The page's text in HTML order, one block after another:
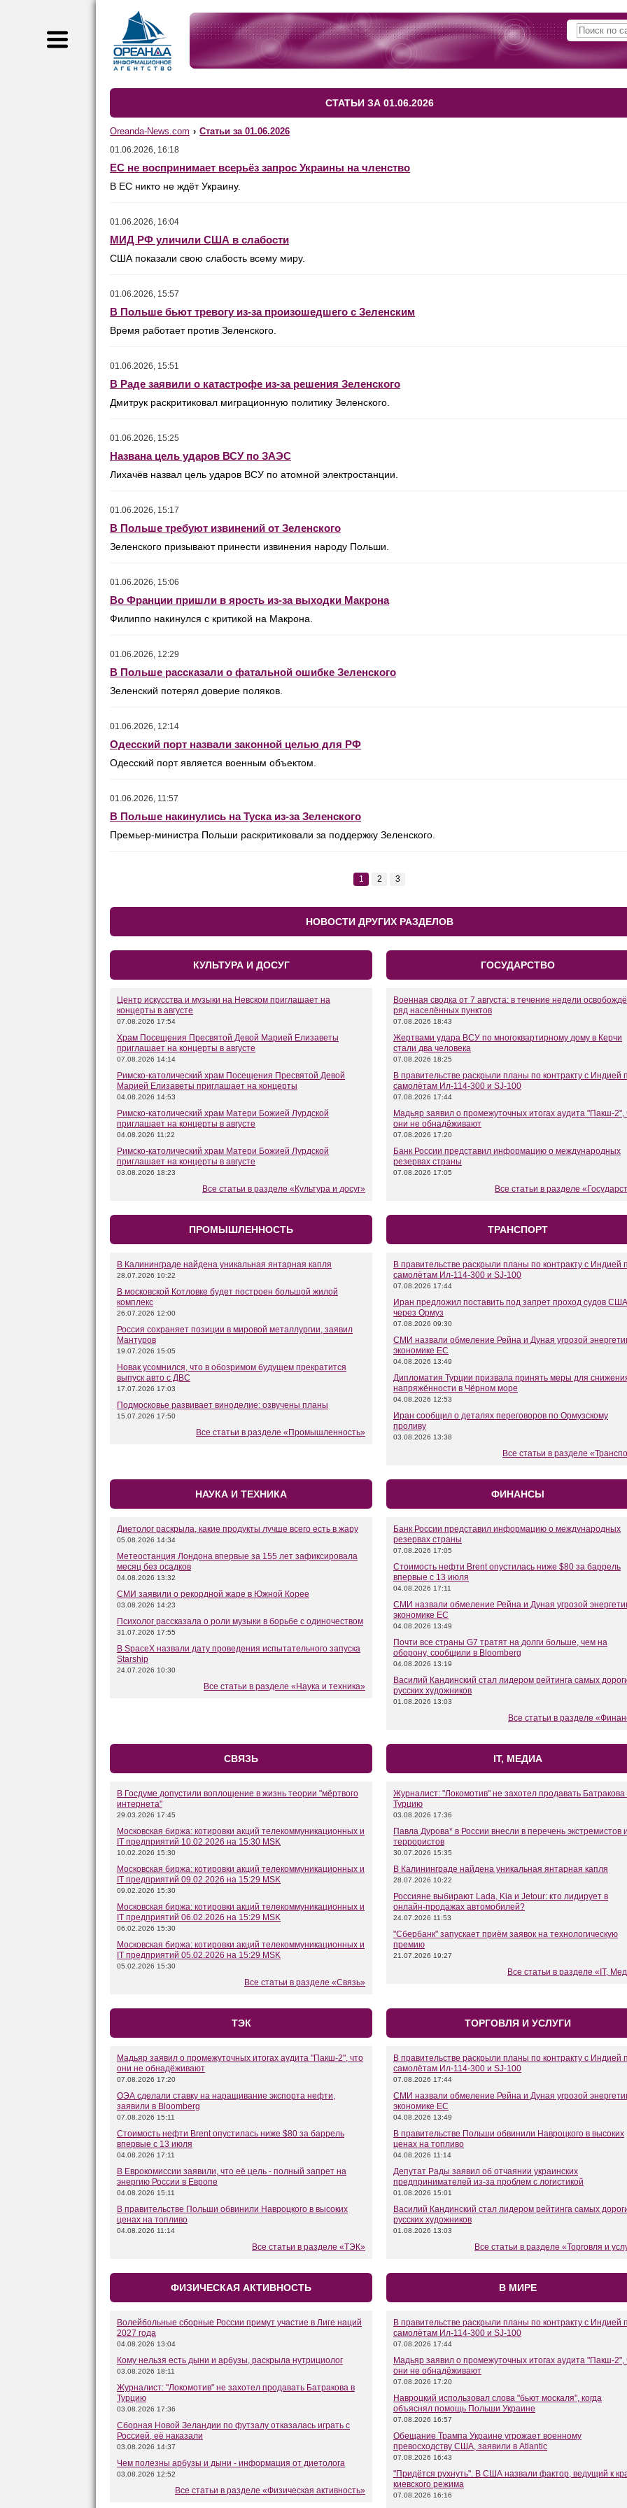
СТАТЬИ ЗА 01.06.2026
Oreanda-News.com › Статьи за 01.06.2026
01.06.2026, 16:18
ЕС не воспринимает всерьёз запрос Украины на членство
В ЕС никто не ждёт Украину.
01.06.2026, 16:04
МИД РФ уличили США в слабости
США показали свою слабость всему миру.
01.06.2026, 15:57
В Польше бьют тревогу из-за произошедшего с Зеленским
Время работает против Зеленского.
01.06.2026, 15:51
В Раде заявили о катастрофе из-за решения Зеленского
Дмитрук раскритиковал миграционную политику Зеленского.
01.06.2026, 15:25
Названа цель ударов ВСУ по ЗАЭС
Лихачёв назвал цель ударов ВСУ по атомной электростанции.
01.06.2026, 15:17
В Польше требуют извинений от Зеленского
Зеленского призывают принести извинения народу Польши.
01.06.2026, 15:06
Во Франции пришли в ярость из-за выходки Макрона
Филиппо накинулся с критикой на Макрона.
01.06.2026, 12:29
В Польше рассказали о фатальной ошибке Зеленского
Зеленский потерял доверие поляков.
01.06.2026, 12:14
Одесский порт назвали законной целью для РФ
Одесский порт является военным объектом.
01.06.2026, 11:57
В Польше накинулись на Туска из-за Зеленского
Премьер-министра Польши раскритиковали за поддержку Зеленского.
1 2 3
НОВОСТИ ДРУГИХ РАЗДЕЛОВ
КУЛЬТУРА И ДОСУГ
Центр искусства и музыки на Невском приглашает на
концерты в августе
07.08.2026 17:54
Храм Посещения Пресвятой Девой Марией Елизаветы
приглашает на концерты в августе
07.08.2026 14:14
Римско-католический храм Посещения Пресвятой Девой
Марией Елизаветы приглашает на концерты
04.08.2026 14:53
Римско-католический храм Матери Божией Лурдской
приглашает на концерты в августе
04.08.2026 11:22
Римско-католический храм Матери Божией Лурдской
приглашает на концерты в августе
03.08.2026 18:23
Все статьи в разделе «Культура и досуг»
ГОСУДАРСТВО
Военная сводка от 7 августа: в течение недели
ряд населённых пунктов
07.08.2026 18:43
Жертвами удара ВСУ по многоквартирному дому в Керчи
стали два человека
07.08.2026 18:25
В правительстве раскрыли планы по контракту с Индией
самолётам Ил-114-300 и SJ-100
07.08.2026 17:44
Мадьяр заявил о промежуточных итогах аудита "Пакш-2",
они не обнадёживают
07.08.2026 17:20
Банк России представил информацию о международных
резервах страны
07.08.2026 17:05
Все статьи в разделе
ПРОМЫШЛЕННОСТЬ
В Калининграде найдена уникальная янтарная капля
28.07.2026 10:22
В московской Котловке будет построен большой жилой
комплекс
26.07.2026 12:00
Россия сохраняет позиции в мировой металлургии, заявил
Мантуров
19.07.2026 15:05
Новак усомнился, что в обозримом будущем прекратится
выпуск авто с ДВС
17.07.2026 17:03
Подмосковье развивает виноделие: озвучены планы
15.07.2026 17:50
Все статьи в разделе «Промышленность»
ТРАНСПОРТ
В правительстве раскрыли планы по контракту с Индией
самолётам Ил-114-300 и SJ-100
07.08.2026 17:44
Иран предложил поставить под запрет проход судов США
через Ормуз
07.08.2026 09:30
СМИ назвали обмеление Рейна и Дуная угрозой
экономике ЕС
04.08.2026 13:49
Дипломатия Турции призвала принять меры для
напряжённости в Чёрном море
04.08.2026 12:53
Иран сообщил о деталях переговоров по Ормузскому
проливу
03.08.2026 13:38
Все статьи в разделе
НАУКА И ТЕХНИКА
Диетолог раскрыла, какие продукты лучше всего есть в жару
05.08.2026 14:34
Метеостанция Лондона впервые за 155 лет зафиксировала
месяц без осадков
04.08.2026 13:32
СМИ заявили о рекордной жаре в Южной Корее
03.08.2026 14:23
Психолог рассказала о роли музыки в борьбе с одиночеством
31.07.2026 17:55
В SpaceX назвали дату проведения испытательного запуска
Starship
24.07.2026 10:30
Все статьи в разделе «Наука и техника»
ФИНАНСЫ
Банк России представил информацию о международных
резервах страны
07.08.2026 17:05
Стоимость нефти Brent опустилась ниже $80 за баррель
впервые с 13 июля
04.08.2026 17:11
СМИ назвали обмеление Рейна и Дуная угрозой
экономике ЕС
04.08.2026 13:49
Почти все страны G7 тратят на долги больше, чем на
оборону, сообщили в Bloomberg
04.08.2026 13:19
Василий Кандинский стал лидером рейтинга самых
русских художников
01.08.2026 13:03
Все статьи в разделе
СВЯЗЬ
В Госдуме допустили воплощение в жизнь теории "мёртвого
интернета"
29.03.2026 17:45
Московская биржа: котировки акций телекоммуникационных и
IT предприятий 10.02.2026 на 15:30 MSK
10.02.2026 15:30
Московская биржа: котировки акций телекоммуникационных и
IT предприятий 09.02.2026 на 15:29 MSK
09.02.2026 15:30
Московская биржа: котировки акций телекоммуникационных и
IT предприятий 06.02.2026 на 15:29 MSK
06.02.2026 15:30
Московская биржа: котировки акций телекоммуникационных и
IT предприятий 05.02.2026 на 15:29 MSK
05.02.2026 15:30
Все статьи в разделе «Связь»
IT, МЕДИА
Журналист: "Локомотив" не захотел продавать Батракова
Турцию
03.08.2026 17:36
Павла Дурова* в России внесли в перечень экстремистов и
террористов
30.07.2026 15:35
В Калининграде найдена уникальная янтарная капля
28.07.2026 10:22
Россияне выбирают Lada, Kia и Jetour: кто лидирует в
онлайн-продажах автомобилей?
24.07.2026 11:53
"Сбербанк" запускает приём заявок на технологическую
премию
21.07.2026 19:27
Все статьи в разделе «IT,
ТЭК
Мадьяр заявил о промежуточных итогах аудита "Пакш-2", что
они не обнадёживают
07.08.2026 17:20
ОЭА сделали ставку на наращивание экспорта нефти,
заявили в Bloomberg
07.08.2026 15:11
Стоимость нефти Brent опустилась ниже $80 за баррель
впервые с 13 июля
04.08.2026 17:11
В Еврокомиссии заявили, что её цель - полный запрет на
энергию России в Европе
04.08.2026 15:11
В правительстве Польши обвинили Навроцкого в высоких
ценах на топливо
04.08.2026 11:14
Все статьи в разделе «ТЭК»
ТОРГОВЛЯ И УСЛУГИ
В правительстве раскрыли планы по контракту с Индией
самолётам Ил-114-300 и SJ-100
07.08.2026 17:44
СМИ назвали обмеление Рейна и Дуная угрозой
экономике ЕС
04.08.2026 13:49
В правительстве Польши обвинили Навроцкого в высоких
ценах на топливо
04.08.2026 11:14
Депутат Рады заявил об отчаянии украинских
предпринимателей из-за проблем с логистикой
01.08.2026 15:01
Василий Кандинский стал лидером рейтинга самых
русских художников
01.08.2026 13:03
Все статьи в разделе «Торговля и
ФИЗИЧЕСКАЯ АКТИВНОСТЬ
Волейбольные сборные России примут участие в Лиге наций
2027 года
04.08.2026 13:04
Кому нельзя есть дыни и арбузы, раскрыла нутрициолог
03.08.2026 18:11
Журналист: "Локомотив" не захотел продавать Батракова в
Турцию
03.08.2026 17:36
Сборная Новой Зеландии по футзалу отказалась играть с
Россией, её наказали
03.08.2026 14:37
Чем полезны арбузы и дыни - информация от диетолога
03.08.2026 12:52
Все статьи в разделе «Физическая активность»
В МИРЕ
В правительстве раскрыли планы по контракту с Индией
самолётам Ил-114-300 и SJ-100
07.08.2026 17:44
Мадьяр заявил о промежуточных итогах аудита "Пакш-2",
они не обнадёживают
07.08.2026 17:20
Навроцкий использовал слова "бьют москаля", когда
объяснял помощь Польши Украине
07.08.2026 16:57
Обещание Трампа Украине угрожает военному
превосходству США, заявили в Atlantic
07.08.2026 16:43
"Придётся рухнуть". В США назвали фактор, ведущий к
киевского режима
07.08.2026 16:16